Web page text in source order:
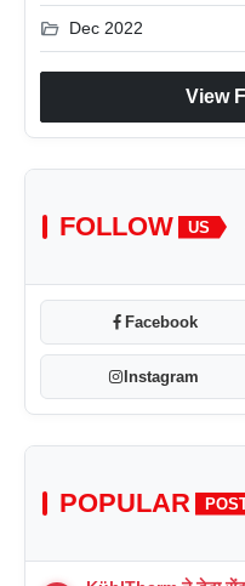
folder_open Dec 2022
View
FOLLOW US
Facebook
Instagram
POPULAR